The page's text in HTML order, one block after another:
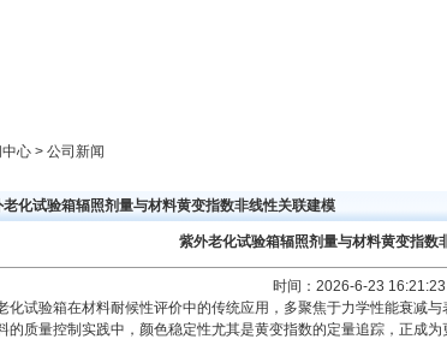
心 > 公司新闻
老化试验箱辐照剂量与材料黄变指数非线性关联建模
紫外老化试验箱辐照剂量与材料黄变指数
时间：2026-6-23 16:21:23
化试验箱在材料耐候性评价中的传统应用，多聚焦于力学性能衰减
的质量控制实践中，颜色稳定性尤其是黄变指数的定量追踪，正成